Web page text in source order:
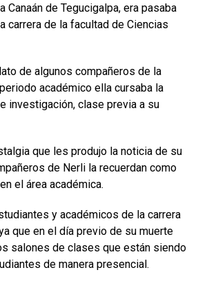
Canaán de Tegucigalpa, era pasaba
carrera de la facultad de Ciencias
de algunos compañeros de la
académico ella cursaba la
investigación, clase previa a su
que les produjo la noticia de su
de Nerli la recuerdan como
el área académica.
y académicos de la carrera
que en el día previo de su muerte
salones de clases que están siendo
de manera presencial.